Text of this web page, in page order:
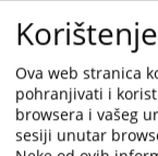
Ova web stranica
pohranjivati i
browsera i vašeg
sesiji unutar